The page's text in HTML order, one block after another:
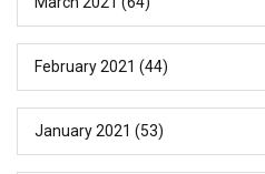
February 2021 (44)
January 2021 (53)